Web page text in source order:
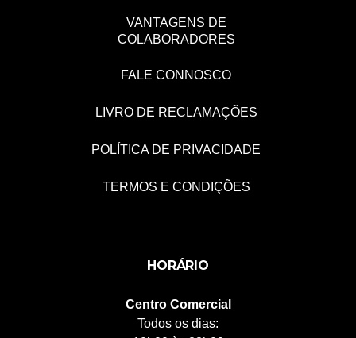
VANTAGENS DE
COLABORADORES
FALE CONNOSCO
LIVRO DE RECLAMAÇÕES
POLÍTICA DE PRIVACIDADE
TERMOS E CONDIÇÕES
HORÁRIO
Centro Comercial
Todos os dias: